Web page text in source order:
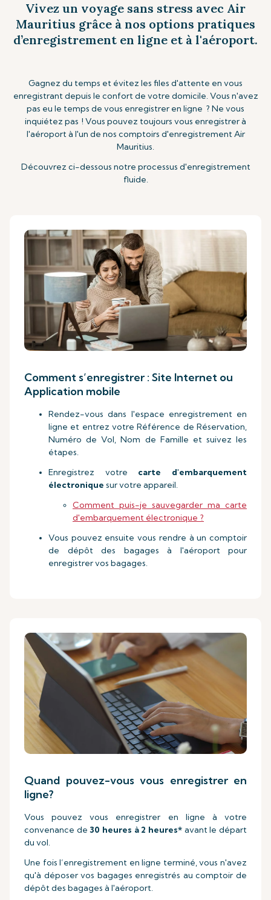
Vivez un voyage sans stress avec Air
Mauritius grâce à nos options pratiques
d’enregistrement en ligne et à l'aéroport.
Gagnez du temps et évitez les files d'attente en vous
enregistrant depuis le confort de votre domicile. Vous n'avez
pas eu le temps de vous enregistrer en ligne ? Ne vous
inquiétez pas ! Vous pouvez toujours vous enregistrer à
l'aéroport à l'un de nos comptoirs d'enregistrement Air
Mauritius.
Découvrez ci-dessous notre processus d'enregistrement
fluide.
Comment s’enregistrer : Site Internet ou
Application mobile
Rendez-vous dans l'espace enregistrement en
ligne et entrez votre Référence de Réservation,
Numéro de Vol, Nom de Famille et suivez les
étapes.
Enregistrez votre carte d'embarquement
électronique sur votre appareil.
Comment puis-je sauvegarder ma carte
d'embarquement électronique ?
Vous pouvez ensuite vous rendre à un comptoir
de dépôt des bagages à l'aéroport pour
enregistrer vos bagages.
Quand pouvez-vous vous enregistrer en
ligne?
Vous pouvez vous enregistrer en ligne à votre
convenance de30 heures à 2 heures* avant le départ
du vol.
Une fois l’enregistrement en ligne terminé, vous n'avez
qu'à déposer vos bagages enregistrés au comptoir de
dépôt des bagages à l'aéroport.